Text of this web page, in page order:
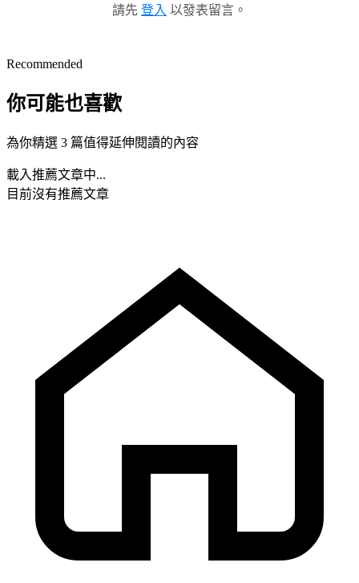
請先 登入 以發表留言。
Recommended
你可能也喜歡
為你精選 3 篇值得延伸閱讀的內容
載入推薦文章中...
目前沒有推薦文章